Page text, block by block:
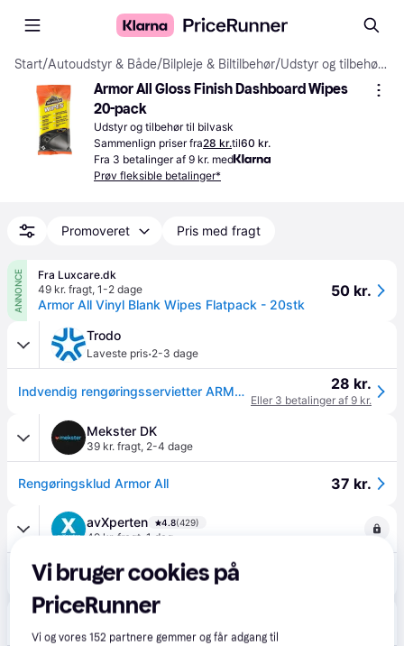
Start/Autoudstyr & Både/Bilpleje & Biltilbehør/ Udstyr og tilbehør til bilvask
Armor All Gloss Finish Dashboard Wipes
20-pack
Udstyr og tilbehør til bilvask
Sammenlign priser fra28 kr.til60 kr.
Fra 3 betalinger af 9 kr. med
Prøv fleksible betalinger*
Promoveret Pris med fragt
ANNONCE
Fra Luxcare.dk
49 kr. fragt, 1-2 dage
Armor All Vinyl Blank Wipes Flatpack - 20stk
50 kr.
Trodo
Laveste pris·2-3 dage
Indvendig rengøringsservietter ARMOR ALL 36020. 28 kr.
Eller 3 betalinger af 9 kr.
Mekster DK
39 kr. fragt, 2-4 dage
Rengøringsklud Armor All 37 kr.
avXperten 4.8(429)
49 kr. fragt 1 dag
Armor All Original Protectant Rengøringsservietter – 20 stk – Biologisk nedbrydelige
Luxcare.dk
49 kr. fragt 1-2 dage
Vi bruger cookies på
PriceRunner
Vi og vores152 partnere gemmer og får adgang til